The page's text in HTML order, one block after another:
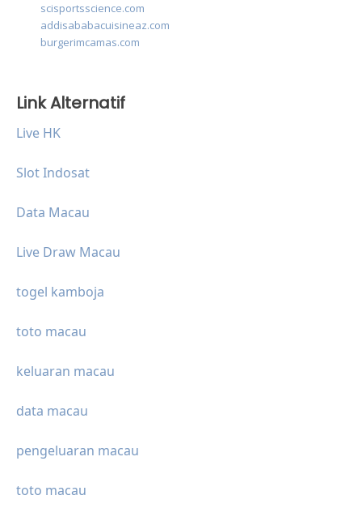
scisportsscience.com
addisababacuisineaz.com
burgerimcamas.com
Link Alternatif
Live HK
Slot Indosat
Data Macau
Live Draw Macau
togel kamboja
toto macau
keluaran macau
data macau
pengeluaran macau
toto macau